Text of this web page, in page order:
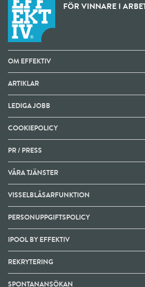
FÖR VINNARE I
OM EFFEKTIV
ARTIKLAR
LEDIGA JOBB
COOKIEPOLICY
PR / PRESS
VÅRA TJÄNSTER
VISSELBLÅSARFUNKTION
PERSONUPPGIFTSPOLICY
IPOOL BY EFFEKTIV
REKRYTERING
SPONTANANSÖKAN